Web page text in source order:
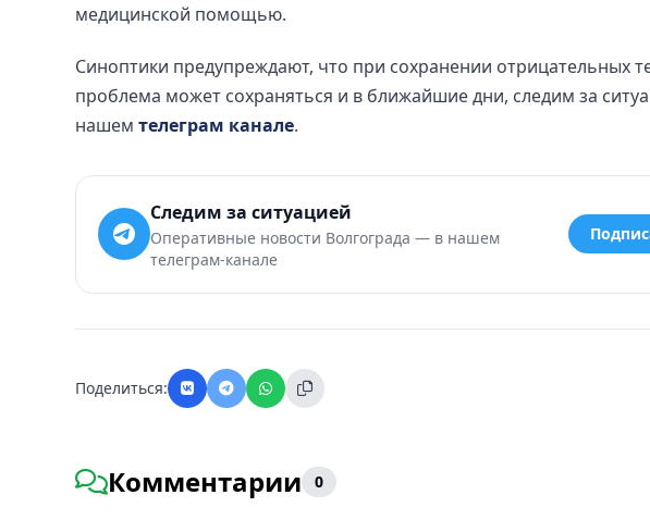
медицинской помощью.
Синоптики предупреждают, что при сохранении отрицательных
проблема может сохраняться и в ближайшие дни, следим за
нашем телеграм канале.
Следим за ситуацией
Оперативные новости Волгограда — в нашем
телеграм-канале
Поделиться:
Комментарии 0